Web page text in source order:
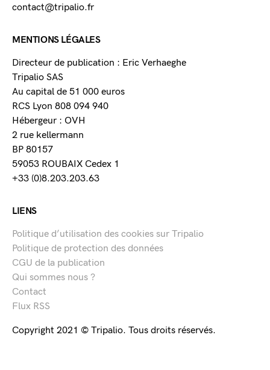
contact@tripalio.fr
MENTIONS LÉGALES
Directeur de publication : Eric Verhaeghe
Tripalio SAS
Au capital de 51 000 euros
RCS Lyon 808 094 940
Hébergeur : OVH
2 rue kellermann
BP 80157
59053 ROUBAIX Cedex 1
+33 (0)8.203.203.63
LIENS
Politique d’utilisation des cookies sur Tripalio
Politique de protection des données
CGU de la publication
Qui sommes nous ?
Contact
Flux RSS
Copyright 2021 © Tripalio. Tous droits réservés.